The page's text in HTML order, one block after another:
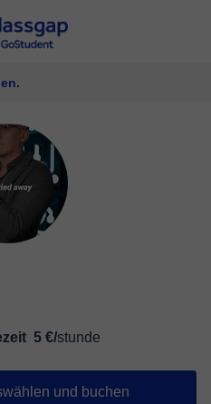
5 €/stunde
und buchen